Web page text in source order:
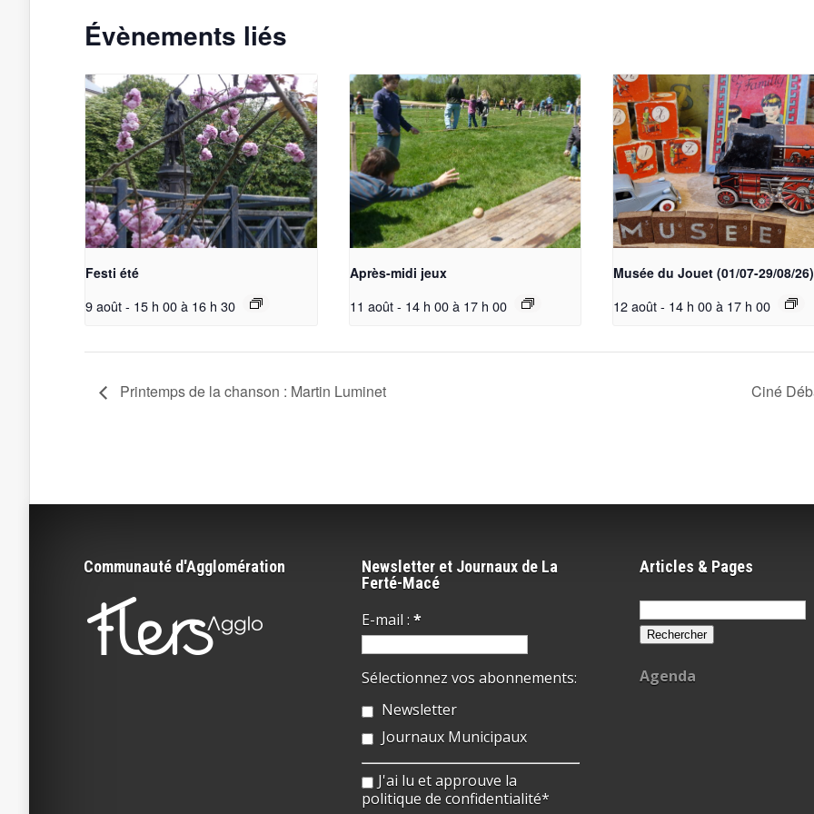
Évènements liés
Festi été
9 août - 15 h 00à 16 h 30
Après-midi jeux
11 août - 14 h 00 à 17 h 00
Musée du Jouet (01/07-29/08/26)
12 août - 14 h 00à 17 h 00
Printemps de la chanson : Martin Luminet Ciné
Communauté d'Agglomération
Newsletter et Journaux de La
Ferté-Macé
E-mail : *
Sélectionnez vos abonnements:
Newsletter
Journaux Municipaux
J'ai lu et approuve la
politique de confidentialité*
Articles & Pages
Rechercher :
Agenda